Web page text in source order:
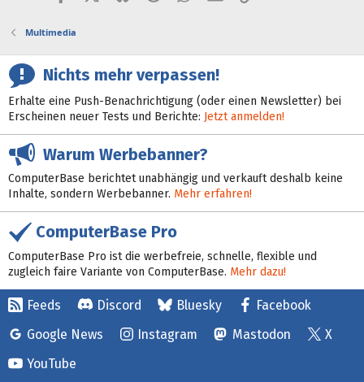
Multimedia
Nichts mehr verpassen!
Erhalte eine Push-Benachrichtigung (oder einen Newsletter) bei
Erscheinen neuer Tests und Berichte: Jetzt anmelden!
Warum Werbebanner?
ComputerBase berichtet unabhängig und verkauft deshalb keine
Inhalte, sondern Werbebanner. Mehr erfahren!
ComputerBase Pro
ComputerBase Pro ist die werbefreie, schnelle, flexible und
zugleich faire Variante von ComputerBase. Mehr dazu!
Feeds Discord Bluesky
Facebook
Google News
Instagram Mastodon
X
YouTube